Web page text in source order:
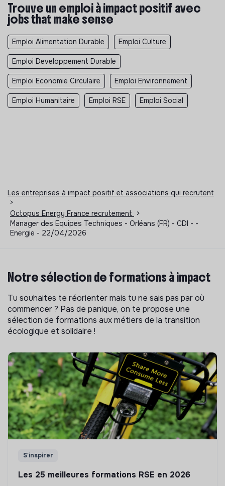
Trouve un emploi à impact positif avec
jobs that make sense
Emploi Alimentation Durable Emploi Culture
Emploi Developpement Durable
Emploi Economie Circulaire Emploi Environnement
Emploi Humanitaire Emploi RSE Emploi Social
Les entreprises à impact positif et associations qui recrutent
>
Octopus Energy France recrutement
>
Manager des Equipes Techniques - Orléans (FR) - CDI - -
Energie - 22/04/2026
Notre sélection de formations à impact
Tu souhaites te réorienter mais tu ne sais pas par où
commencer ? Pas de panique, on te propose une
sélection de formations aux métiers de la transition
écologique et solidaire !
S'inspirer
Les 25 meilleures formations RSE en 2026